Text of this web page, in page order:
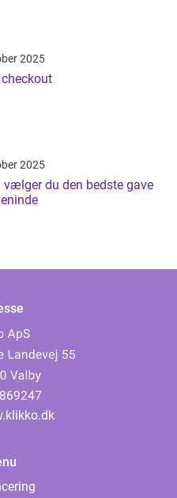
2025
2025
vælger du den bedste gave